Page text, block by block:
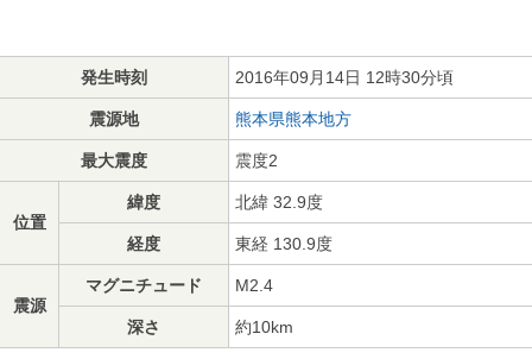
発生時刻 2016年09月14日 12時30分頃
震源地 熊本県熊本地方
最大震度 震度2
位置
緯度 北緯 32.9度
経度 東経 130.9度
震源
マグニチュード M2.4
深さ 約10km